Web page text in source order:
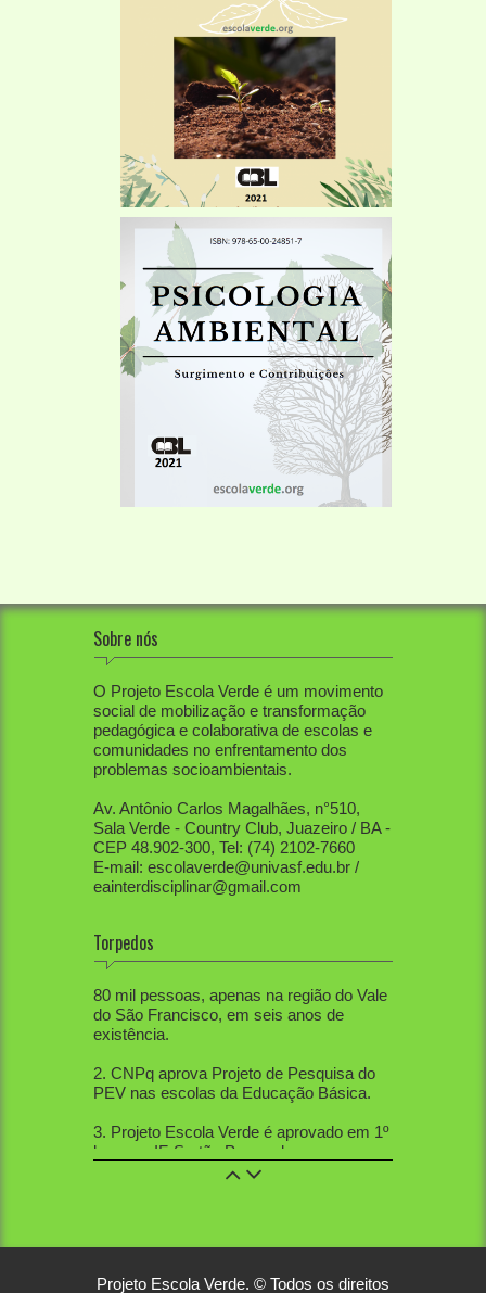
Sobre nós
O Projeto Escola Verde é um movimento
social de mobilização e transformação
pedagógica e colaborativa de escolas e
comunidades no enfrentamento dos
problemas socioambientais.
Av. Antônio Carlos Magalhães, n°510,
Sala Verde - Country Club, Juazeiro / BA -
CEP 48.902-300, Tel: (74) 2102-7660
E-mail: escolaverde@univasf.edu.br /
eainterdisciplinar@gmail.com
Torpedos
1. PEV já mobilizou diretamente mais de
80 mil pessoas, apenas na região do Vale
do São Francisco, em seis anos de
existência.
2. CNPq aprova Projeto de Pesquisa do
PEV nas escolas da Educação Básica.
3. Projeto Escola Verde é aprovado em 1º
lugar no IF-Sertão Pernambucano, em
Edital de Extensão.
Workshop de Educação Ambiental, 2 na
Projeto Escola Verde. © Todos os direitos